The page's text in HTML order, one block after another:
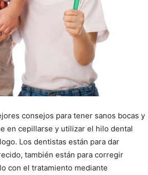
consejos para tener sanos bocas y
en cepillarse y utilizar el hilo dental
Los dentistas están para dar
también están para corregir
con el tratamiento mediante